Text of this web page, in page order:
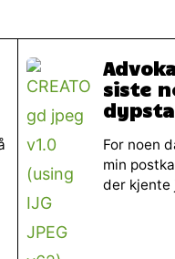
siste
For noen
min
der